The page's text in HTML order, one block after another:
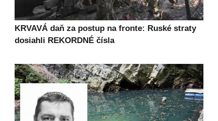
KRVAVÁ daň za postup na fronte: Ruské straty
dosiahli REKORDNÉ čísla